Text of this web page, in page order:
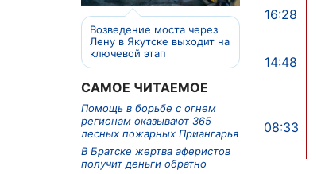
Возведение моста через
Лену в Якутске выходит на
ключевой этап
САМОЕ ЧИТАЕМОЕ
Помощь в борьбе с огнем
регионам оказывают 365
лесных пожарных Приангарья
В Братске жертва аферистов
получит деньги обратно
16:28
14:48
08:33